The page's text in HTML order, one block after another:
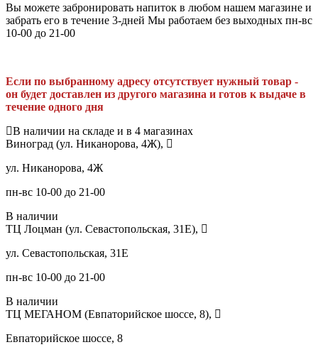
Вы можете забронировать напиток в любом нашем магазине и
забрать его в течение 3-дней Мы работаем без выходных пн-вс
10-00 до 21-00
Если по выбранному адресу отсутствует нужный товар -
он будет доставлен из другого магазина и готов к выдаче в
течение одного дня
В наличии на складе и в 4 магазинах
Виноград (ул. Никанорова, 4Ж),
ул. Никанорова, 4Ж
пн-вс 10-00 до 21-00
В наличии
ТЦ Лоцман (ул. Севастопольская, 31Е),
ул. Севастопольская, 31Е
пн-вс 10-00 до 21-00
В наличии
ТЦ МЕГАНОМ (Евпаторийское шоссе, 8),
Евпаторийское шоссе, 8